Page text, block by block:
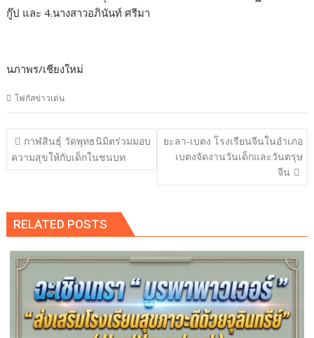
กู๊ป และ 4.นางสาวอภินันท์ ศรีมา
นภาพร/เชียงใหม่
โฟกัสข่าวเด่น
แนะแนว
เรื่อง
กาฬสินธุ์ วัดพุทธนิมิตร่วมมอบ
ความสุขให้กับเด็กในชนบท
ยะลา-เบตง โรงเรียนจีนในอำเภอ
เบตงจัดงานวันเด็กและวันตรุษ
จีน
RELATED POSTS